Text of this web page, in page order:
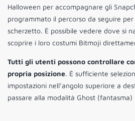
Halloween per accompagnare gli
programmato il percorso da seguire
scherzetto. È possibile vedere dove si
scoprire i loro costumi Bitmoji
Tutti gli utenti possono controllare
propria posizione. È sufficiente
impostazioni nell’angolo superiore a
passare alla modalità Ghost (fantasma)